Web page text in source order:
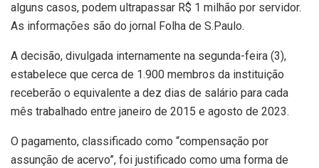
alguns casos, podem ultrapassar R$ 1 milhão por servidor.
As informações são do jornal Folha de S.Paulo.
A decisão, divulgada internamente na segunda-feira (3),
estabelece que cerca de 1.900 membros da instituição
receberão o equivalente a dez dias de salário para cada
mês trabalhado entre janeiro de 2015 e agosto de 2023.
O pagamento, classificado como “compensação por
assunção de acervo”, foi justificado como uma forma de